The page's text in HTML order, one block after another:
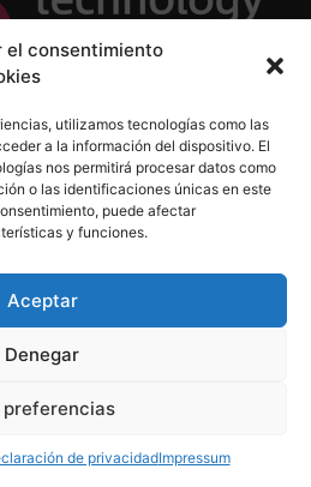
el consentimiento
utilizamos tecnologías como las
a la información del dispositivo. El
nos permitirá procesar datos como
o las identificaciones únicas en este
puede afectar
y funciones.
Aceptar
Denegar
preferencias
de privacidadImpressum
de Cookies
Legal
910 607 564
reservados